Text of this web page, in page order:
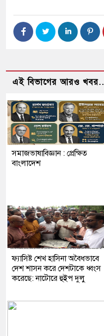
এই বিভাগের আরও খবর..
সমাজভাষাবিজ্ঞান : প্রেক্ষিত
বাংলাদেশ
ফ্যাসিষ্ট শেখ হাসিনা অবৈধভাবে
দেশ শাসন করে দেশটাকে ধ্বংস
করেছে: নাটোরে হুইপ দুলু